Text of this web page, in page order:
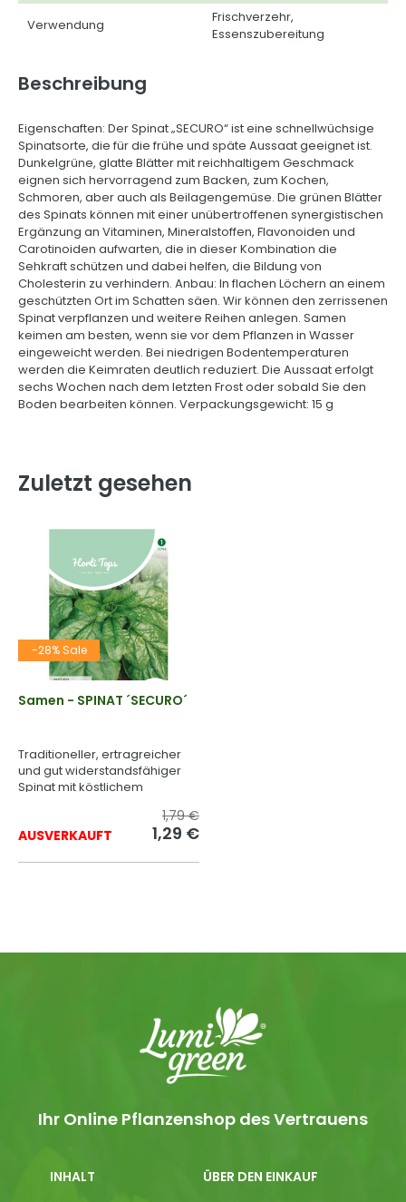
Verwendung
Frischverzehr,
Essenszubereitung
Beschreibung
Eigenschaften: Der Spinat „SECURO“ ist eine schnellwüchsige
Spinatsorte, die für die frühe und späte Aussaat geeignet ist.
Dunkelgrüne, glatte Blätter mit reichhaltigem Geschmack
eignen sich hervorragend zum Backen, zum Kochen,
Schmoren, aber auch als Beilagengemüse. Die grünen Blätter
des Spinats können mit einer unübertroffenen synergistischen
Ergänzung an Vitaminen, Mineralstoffen, Flavonoiden und
Carotinoiden aufwarten, die in dieser Kombination die
Sehkraft schützen und dabei helfen, die Bildung von
Cholesterin zu verhindern. Anbau: In flachen Löchern an einem
geschützten Ort im Schatten säen. Wir können den zerrissenen
Spinat verpflanzen und weitere Reihen anlegen. Samen
keimen am besten, wenn sie vor dem Pflanzen in Wasser
eingeweicht werden. Bei niedrigen Bodentemperaturen
werden die Keimraten deutlich reduziert. Die Aussaat erfolgt
sechs Wochen nach dem letzten Frost oder sobald Sie den
Boden bearbeiten können. Verpackungsgewicht: 15 g
Zuletzt gesehen
-28% Sale
Samen - SPINAT ´SECURO´
Traditioneller, ertragreicher
und gut widerstandsfähiger
Spinat mit köstlichem
AUSVERKAUFT
1,79 €
1,29 €
Ihr Online Pflanzenshop des Vertrauens
INHALT ÜBER DEN EINKAUF